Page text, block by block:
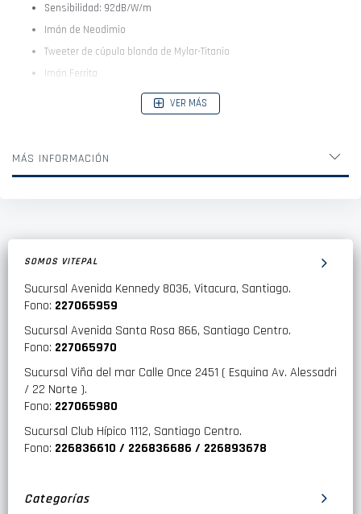
Sensibilidad: 92dB/W/m
Imán de Neodimio
Tweeter de cúpula blanda de Mylar-Titanio
Imán Ferrita
Cono de pulpa de fibra natural
Dimensiones:
Diámetro del cono (mm): 72mm
Profundidad: 46mm
VER MÁS
MÁS INFORMACIÓN
SOMOS VITEPAL
Sucursal Avenida Kennedy 8036, Vitacura, Santiago.
Fono: 227065959
Sucursal Avenida Santa Rosa 866, Santiago Centro.
Fono: 227065970
Sucursal Viña del mar Calle Once 2451 ( Esquina Av. Alessadri
/ 22 Norte ).
Fono: 227065980
Sucursal Club Hípico 1112, Santiago Centro.
Fono: 226836610 / 226836686 / 226893678
Categorías